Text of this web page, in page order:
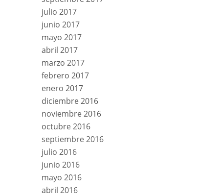
julio 2017
junio 2017
mayo 2017
abril 2017
marzo 2017
febrero 2017
enero 2017
diciembre 2016
noviembre 2016
octubre 2016
septiembre 2016
julio 2016
junio 2016
mayo 2016
abril 2016